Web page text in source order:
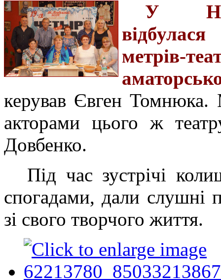
У
метрів-
керував Євген Томнюка.
акторами цього ж
Довбенко.
Під час зустрічі
спогадами, дали слушні
зі свого творчого життя.